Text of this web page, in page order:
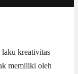
laku kreativitas
memiliki oleh